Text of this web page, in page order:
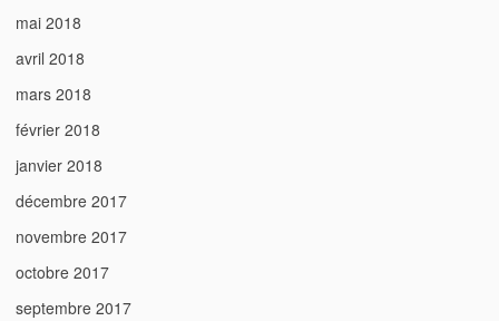
mai 2018
avril 2018
mars 2018
février 2018
janvier 2018
décembre 2017
novembre 2017
octobre 2017
septembre 2017